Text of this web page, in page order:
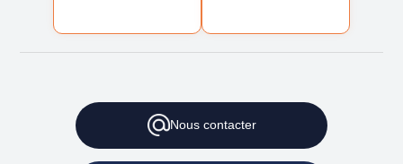
Nouscontacter